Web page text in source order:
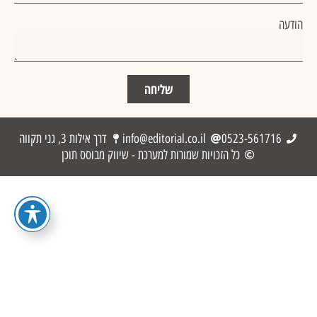
הודעה
שליחה
0523-561716
info@editorial.co.il
דרך אילות 3, גני תקווה
כל הזכויות שמורות למערכת - שיווק מבוסס תוכן